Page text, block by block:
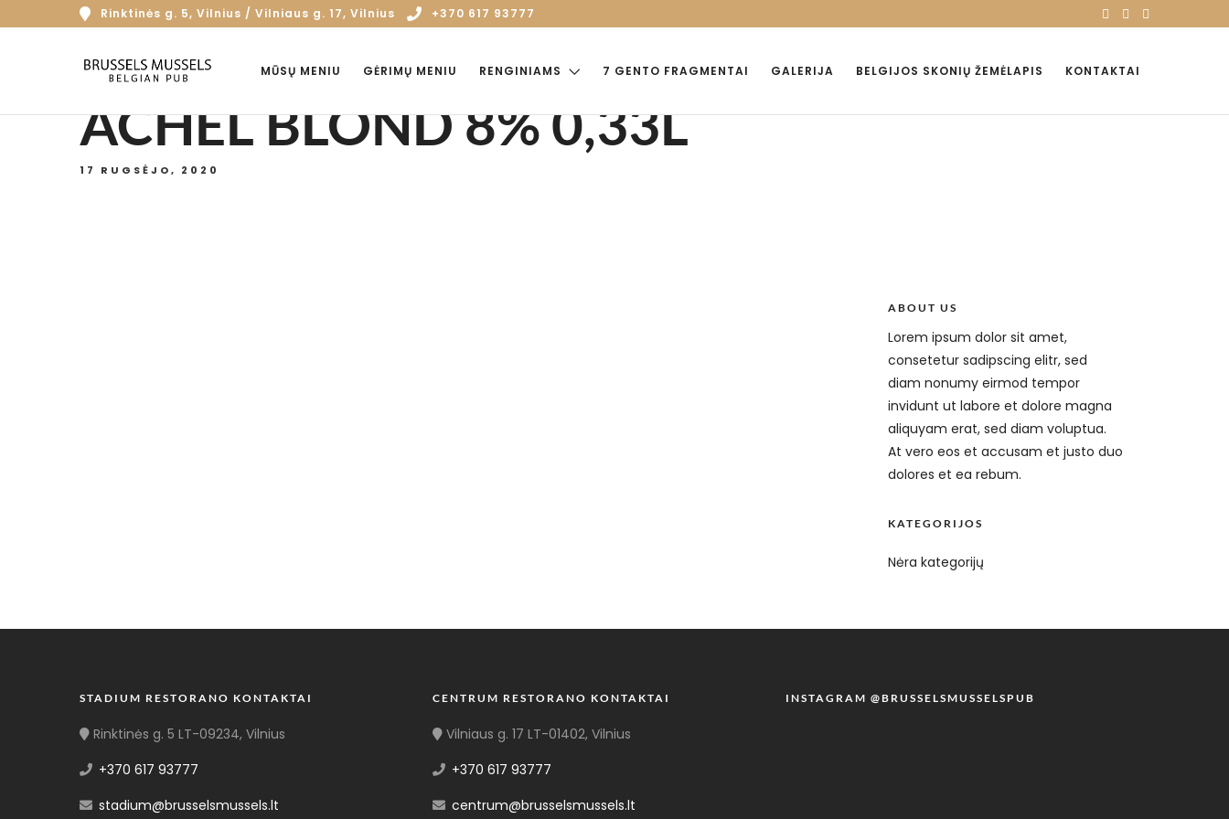
Rinktinės g. 5, Vilnius / Vilniaus g. 17, Vilnius +370 617 93777
MŪSŲ MENIU GĖRIMŲ MENIU RENGINIAMS 7 GENTO FRAGMENTAI GALERIJA BELGIJOS SKONIŲ ŽEMĖLAPIS KONTAKTAI
ACHEL BLOND 8% 0,33L
17 RUGSĖJO, 2020
ABOUT US
Lorem ipsum dolor sit amet,
consetetur sadipscing elitr, sed
diam nonumy eirmod tempor
invidunt ut labore et dolore magna
aliquyam erat, sed diam voluptua.
At vero eos et accusam et justo duo
dolores et ea rebum.
KATEGORIJOS
Nėra kategorijų
STADIUM RESTORANO KONTAKTAI
Rinktinės g. 5 LT-09234, Vilnius
+370 617 93777
stadium@brusselsmussels.lt
CENTRUM RESTORANO KONTAKTAI
Vilniaus g. 17 LT-01402, Vilnius
+370 617 93777
centrum@brusselsmussels.lt
INSTAGRAM @BRUSSELSMUSSELSPUB